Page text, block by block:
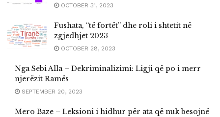
OCTOBER 31, 2023
Fushata, “të fortët” dhe roli i shtetit në
zgjedhjet 2023
OCTOBER 28, 2023
Nga Sebi Alla – Dekriminalizimi: Ligji që po i merr
njerëzit Ramës
SEPTEMBER 20, 2023
Mero Baze – Leksioni i hidhur për ata që nuk besojnë